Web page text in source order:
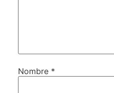
Nombre *